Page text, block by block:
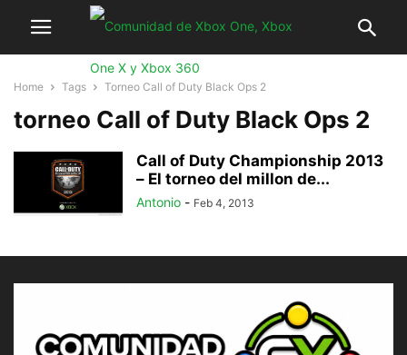
Home Tags Torneo Call of Duty Black Ops 2
torneo Call of Duty Black Ops 2
Call of Duty Championship 2013
– El torneo del millon de...
Antonio - Feb 4, 2013